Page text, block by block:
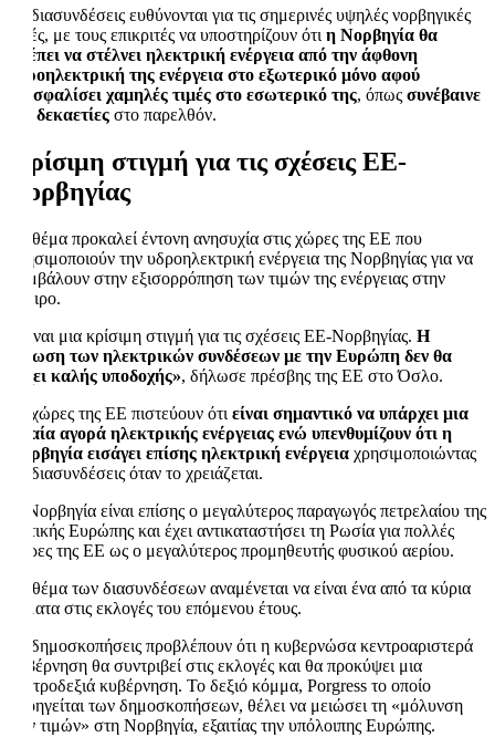
Οι διασυνδέσεις ευθύνονται για τις σημερινές υψηλές νορβηγικές
τιμές, με τους επικριτές να υποστηρίζουν ότι η Νορβηγία θα
πρέπει να στέλνει ηλεκτρική ενέργεια από την άφθονη
υδροηλεκτρική της ενέργεια στο εξωτερικό μόνο αφού
εξασφαλίσει χαμηλές τιμές στο εσωτερικό της, όπως συνέβαινε
επί δεκαετίες στο παρελθόν.
Κρίσιμη στιγμή για τις σχέσεις ΕΕ-
Νορβηγίας
Το θέμα προκαλεί έντονη ανησυχία στις χώρες της ΕΕ που
χρησιμοποιούν την υδροηλεκτρική ενέργεια της Νορβηγίας για να
συμβάλουν στην εξισορρόπηση των τιμών της ενέργειας στην
ήπειρο.
«Είναι μια κρίσιμη στιγμή για τις σχέσεις ΕΕ-Νορβηγίας. Η
μείωση των ηλεκτρικών συνδέσεων με την Ευρώπη δεν θα
τύχει καλής υποδοχής», δήλωσε πρέσβης της ΕΕ στο Όσλο.
Οι χώρες της ΕΕ πιστεύουν ότι είναι σημαντικό να υπάρχει μια
ενιαία αγορά ηλεκτρικής ενέργειας ενώ υπενθυμίζουν ότι η
Νορβηγία εισάγει επίσης ηλεκτρική ενέργεια χρησιμοποιώντας
τις διασυνδέσεις όταν το χρειάζεται.
Η Νορβηγία είναι επίσης ο μεγαλύτερος παραγωγός πετρελαίου της
Δυτικής Ευρώπης και έχει αντικαταστήσει τη Ρωσία για πολλές
χώρες της ΕΕ ως ο μεγαλύτερος προμηθευτής φυσικού αερίου.
Το θέμα των διασυνδέσεων αναμένεται να είναι ένα από τα κύρια
θέματα στις εκλογές του επόμενου έτους.
Οι δημοσκοπήσεις προβλέπουν ότι η κυβερνώσα κεντροαριστερά
κυβέρνηση θα συντριβεί στις εκλογές και θα προκύψει μια
κεντροδεξιά κυβέρνηση. Το δεξιό κόμμα, Porgress το οποίο
προηγείται των δημοσκοπήσεων, θέλει να μειώσει τη «μόλυνση
των τιμών» στη Νορβηγία, εξαιτίας την υπόλοιπης Ευρώπης.